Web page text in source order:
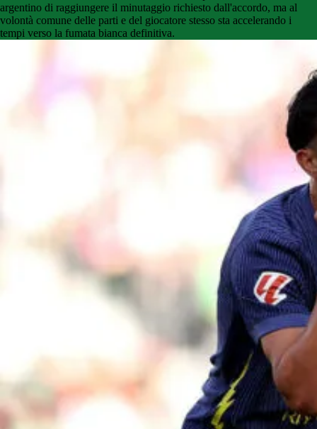
argentino di raggiungere il minutaggio richiesto dall'accordo, ma al
volontà comune delle parti e del giocatore stesso sta accelerando i
tempi verso la fumata bianca definitiva.